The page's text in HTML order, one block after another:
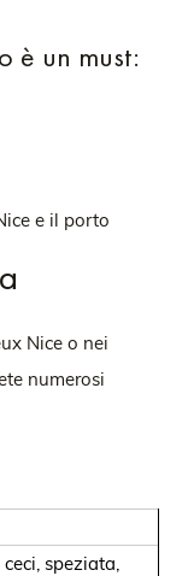
è un must:
e il porto
Nice o nei
numerosi
speziata,